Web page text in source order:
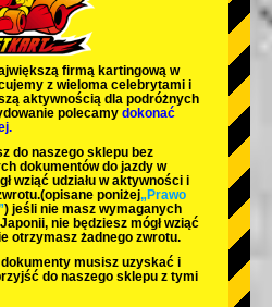
Tokyo Akihabara#1
Tokyo Bay
Osaka
firmą kartingową w
z wieloma celebrytami i
aktywnością dla podróżnych
polecamy dokonać
do naszego sklepu bez
dokumentów do jazdy w
wziąć udziału w aktywności i
(opisane poniżej„Prawo
) jeśli nie masz wymaganych
nie będziesz mógł wziąć
otrzymasz żadnego zwrotu.
musisz uzyskać i
do naszego sklepu z tymi